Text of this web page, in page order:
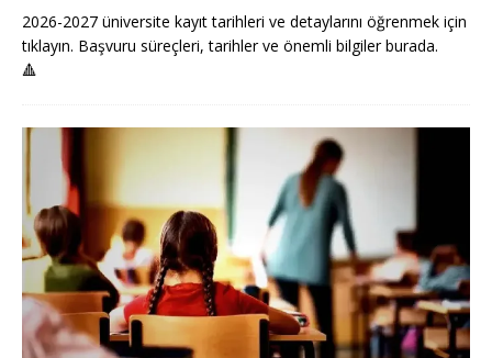
2026-2027 üniversite kayıt tarihleri ve detaylarını öğrenmek için
tıklayın. Başvuru süreçleri, tarihler ve önemli bilgiler burada.
🔺